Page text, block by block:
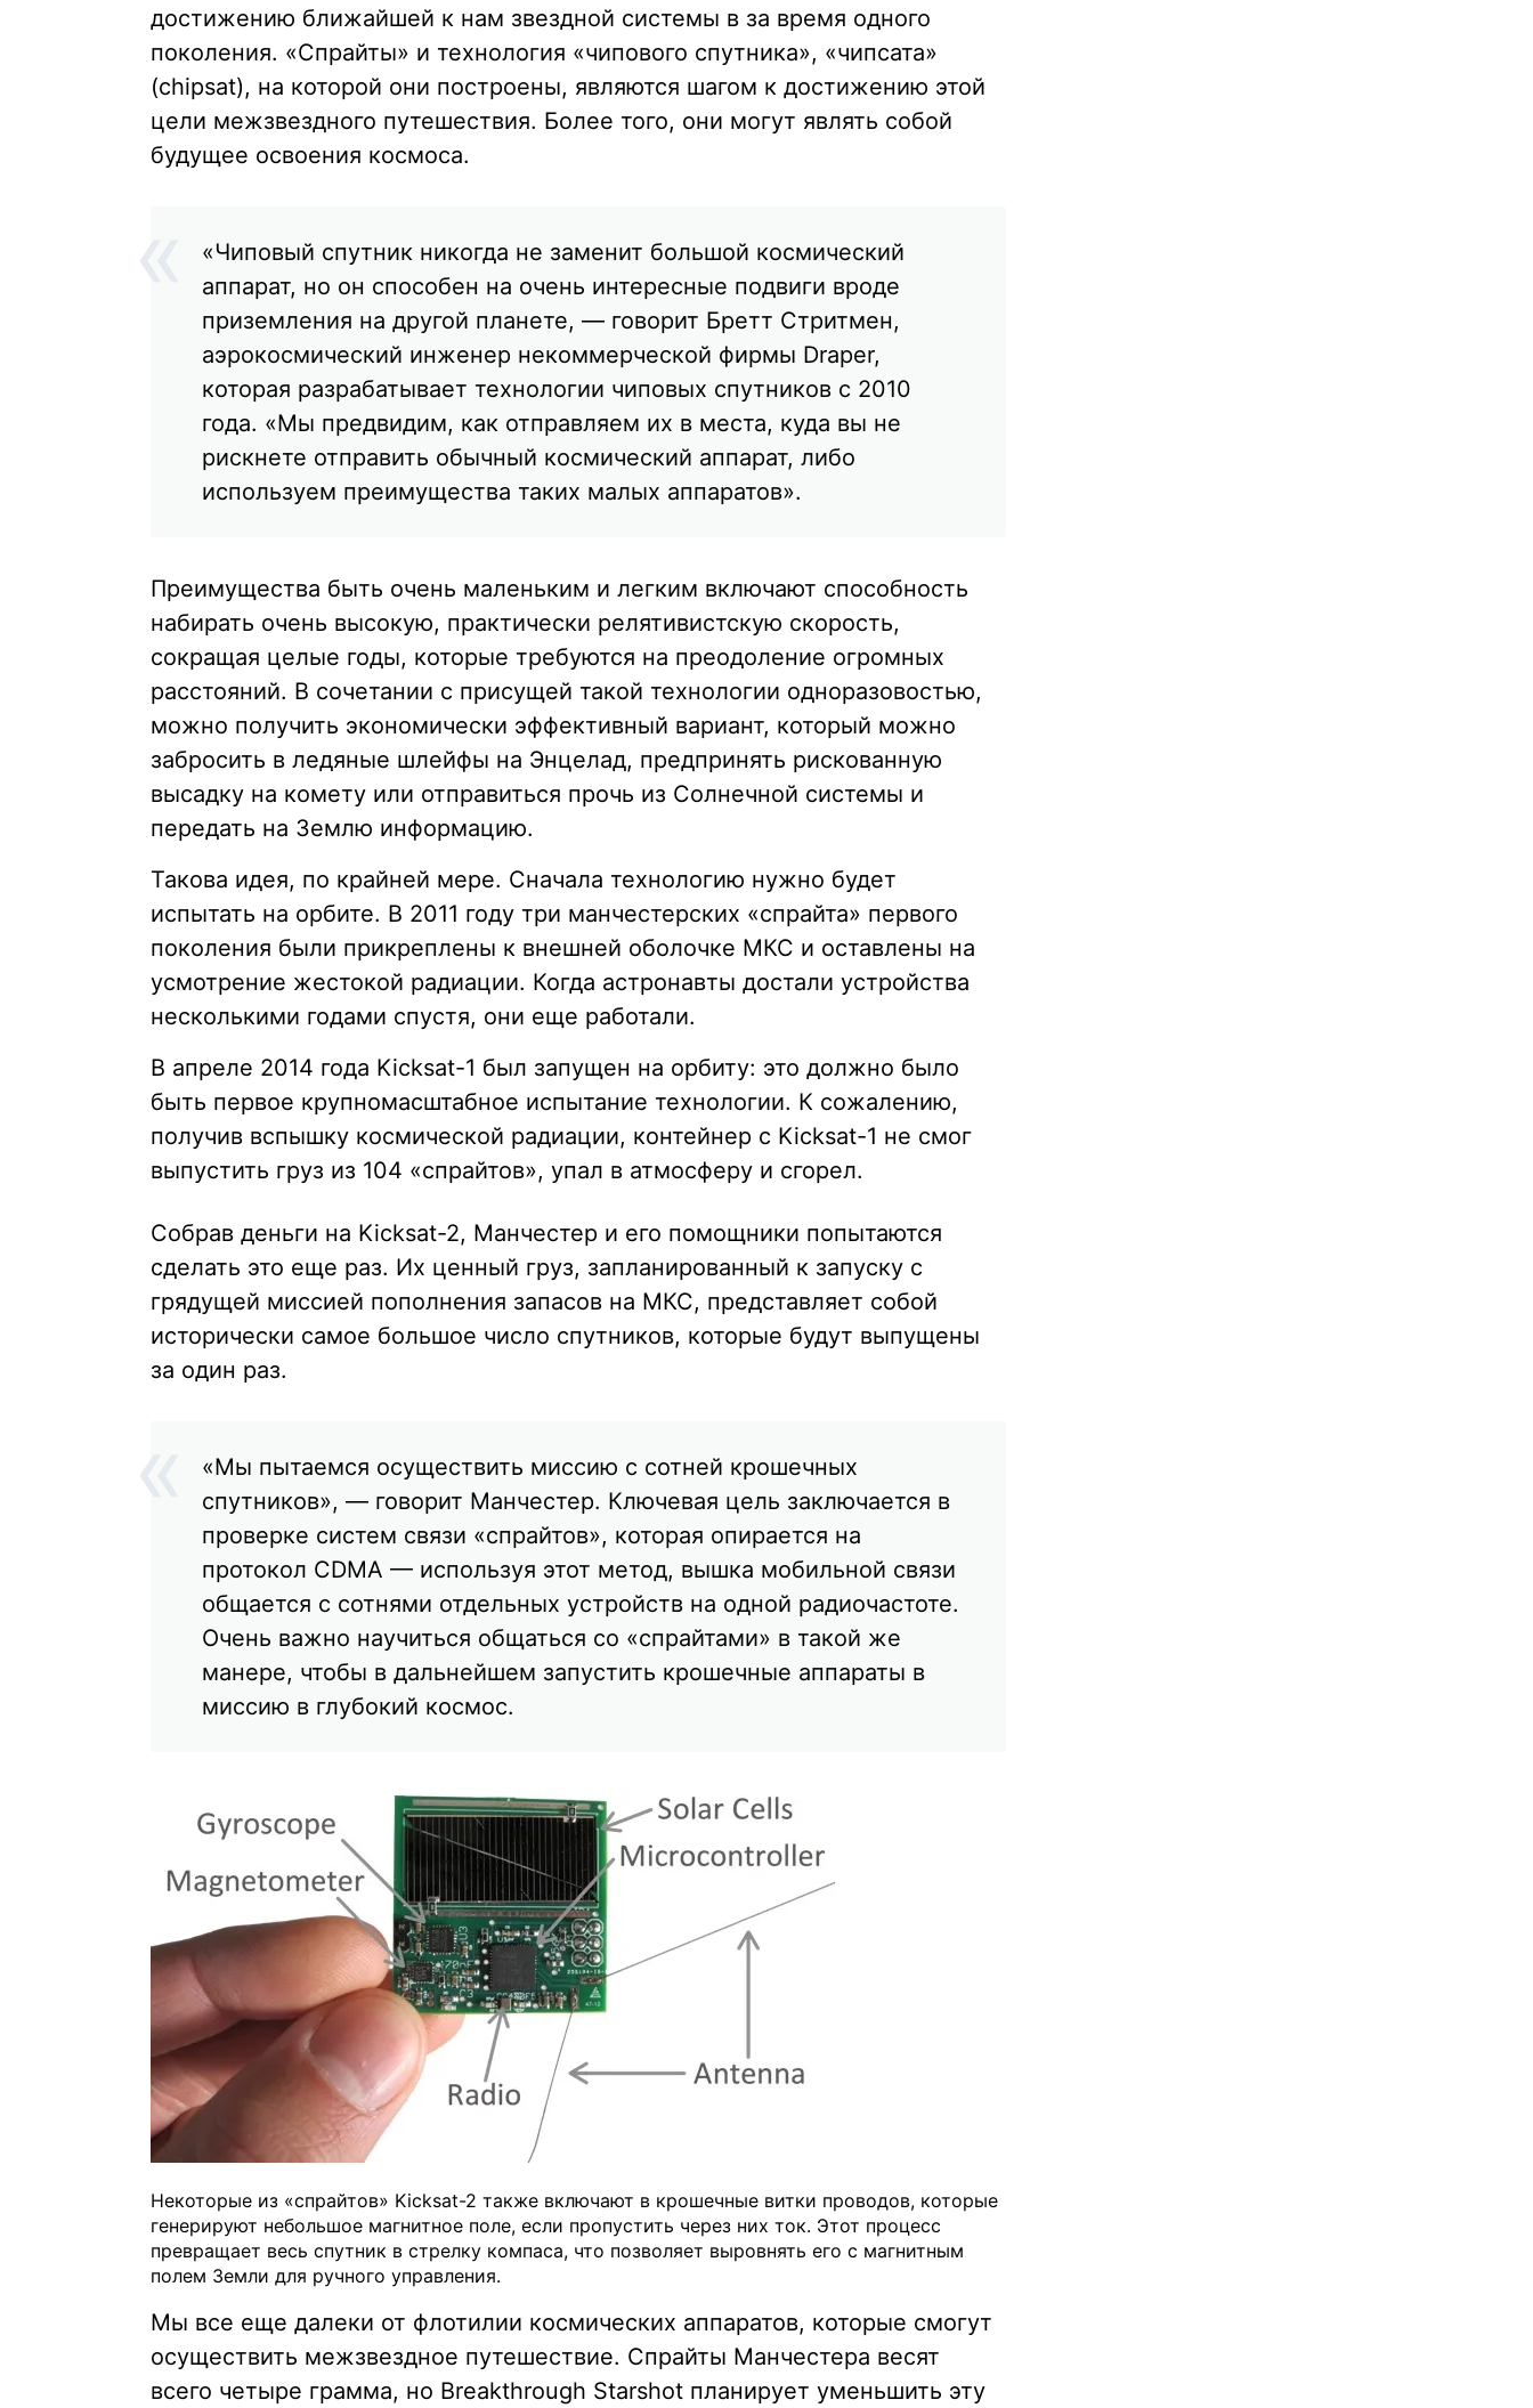
достижению ближайшей к нам звездной системы в за время одного
поколения. «Спрайты» и технология «чипового спутника», «чипсата»
(chipsat), на которой они построены, являются шагом к достижению этой
цели межзвездного путешествия. Более того, они могут являть собой
будущее освоения космоса.
«Чиповый спутник никогда не заменит большой космический
аппарат, но он способен на очень интересные подвиги вроде
приземления на другой планете, — говорит Бретт Стритмен,
аэрокосмический инженер некоммерческой фирмы Draper,
которая разрабатывает технологии чиповых спутников c 2010
года. «Мы предвидим, как отправляем их в места, куда вы не
рискнете отправить обычный космический аппарат, либо
используем преимущества таких малых аппаратов».
Преимущества быть очень маленьким и легким включают способность
набирать очень высокую, практически релятивистскую скорость,
сокращая целые годы, которые требуются на преодоление огромных
расстояний. В сочетании с присущей такой технологии одноразовостью,
можно получить экономически эффективный вариант, который можно
забросить в ледяные шлейфы на Энцелад, предпринять рискованную
высадку на комету или отправиться прочь из Солнечной системы и
передать на Землю информацию.
Такова идея, по крайней мере. Сначала технологию нужно будет
испытать на орбите. В 2011 году три манчестерских «спрайта» первого
поколения были прикреплены к внешней оболочке МКС и оставлены на
усмотрение жестокой радиации. Когда астронавты достали устройства
несколькими годами спустя, они еще работали.
В апреле 2014 года Kicksat-1 был запущен на орбиту: это должно было
быть первое крупномасштабное испытание технологии. К сожалению,
получив вспышку космической радиации, контейнер с Kicksat-1 не смог
выпустить груз из 104 «спрайтов», упал в атмосферу и сгорел.
Собрав деньги на Kicksat-2, Манчестер и его помощники попытаются
сделать это еще раз. Их ценный груз, запланированный к запуску с
грядущей миссией пополнения запасов на МКС, представляет собой
исторически самое большое число спутников, которые будут выпущены
за один раз.
«Мы пытаемся осуществить миссию с сотней крошечных
спутников», — говорит Манчестер. Ключевая цель заключается в
проверке систем связи «спрайтов», которая опирается на
протокол CDMA — используя этот метод, вышка мобильной связи
общается с сотнями отдельных устройств на одной радиочастоте.
Очень важно научиться общаться со «спрайтами» в такой же
манере, чтобы в дальнейшем запустить крошечные аппараты в
миссию в глубокий космос.
Некоторые из «спрайтов» Kicksat-2 также включают в крошечные витки проводов, которые
генерируют небольшое магнитное поле, если пропустить через них ток. Этот процесс
превращает весь спутник в стрелку компаса, что позволяет выровнять его с магнитным
полем Земли для ручного управления.
Мы все еще далеки от флотилии космических аппаратов, которые смогут
осуществить межзвездное путешествие. Спрайты Манчестера весят
всего четыре грамма, но Breakthrough Starshot планирует уменьшить эту